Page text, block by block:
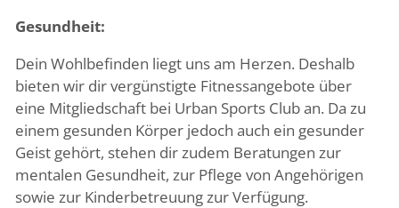
Gesundheit:
Dein Wohlbefinden liegt uns am Herzen. Deshalb
bieten wir dir vergünstigte Fitnessangebote über
eine Mitgliedschaft bei Urban Sports Club an. Da zu
einem gesunden Körper jedoch auch ein gesunder
Geist gehört, stehen dir zudem Beratungen zur
mentalen Gesundheit, zur Pflege von Angehörigen
sowie zur Kinderbetreuung zur Verfügung.